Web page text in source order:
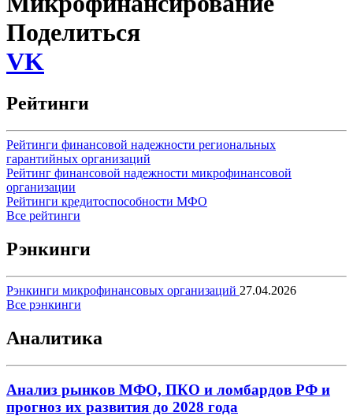
Поделиться
VK
Рейтинги
Рейтинги финансовой надежности региональных
гарантийных организаций
Рейтинг финансовой надежности микрофинансовой
организации
Рейтинги кредитоспособности МФО
Все рейтинги
Рэнкинги
Рэнкинги микрофинансовых организаций 27.04.2026
Все рэнкинги
Аналитика
Анализ рынков МФО, ПКО и ломбардов РФ и
прогноз их развития до 2028 года